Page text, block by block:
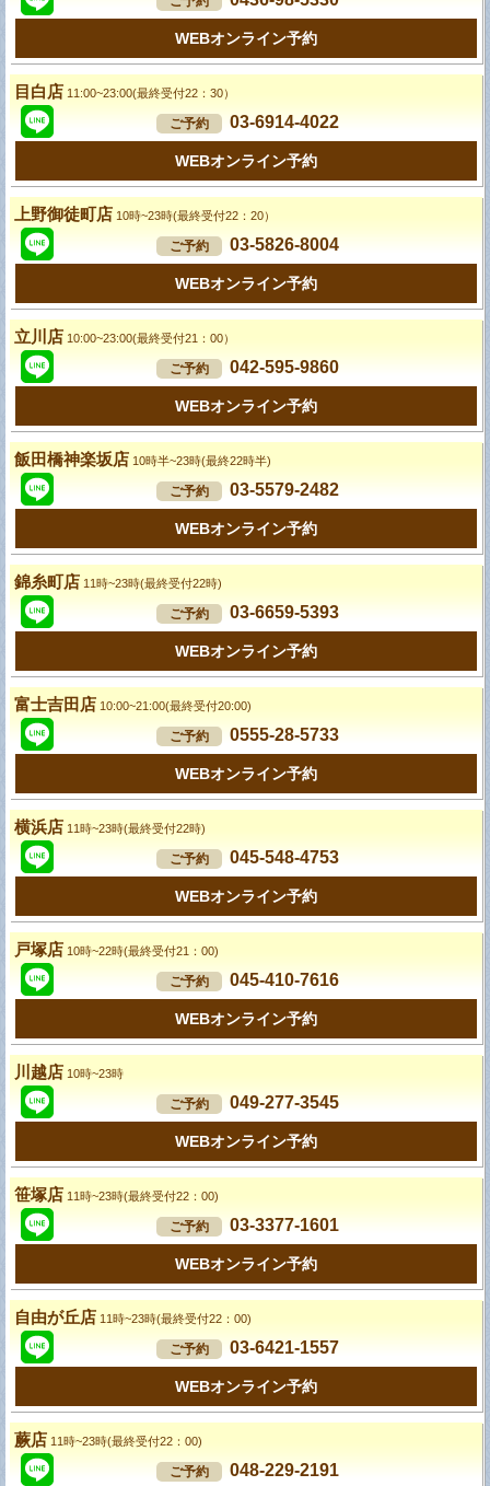
WEBオンライン予約
目白店 11:00~23:00(最終受付22：30）
ご予約 03-6914-4022
WEBオンライン予約
上野御徒町店 10時~23時(最終受付22：20）
ご予約 03-5826-8004
WEBオンライン予約
立川店 10:00~23:00(最終受付21：00）
ご予約 042-595-9860
WEBオンライン予約
飯田橋神楽坂店 10時半~23時(最終22時半)
ご予約 03-5579-2482
WEBオンライン予約
錦糸町店 11時~23時(最終受付22時)
ご予約 03-6659-5393
WEBオンライン予約
富士吉田店 10:00~21:00(最終受付20:00)
ご予約 0555-28-5733
WEBオンライン予約
横浜店 11時~23時(最終受付22時)
ご予約 045-548-4753
WEBオンライン予約
戸塚店 10時~22時(最終受付21：00)
ご予約 045-410-7616
WEBオンライン予約
川越店 10時~23時
ご予約 049-277-3545
WEBオンライン予約
笹塚店 11時~23時(最終受付22：00)
ご予約 03-3377-1601
WEBオンライン予約
自由が丘店 11時~23時(最終受付22：00)
ご予約 03-6421-1557
WEBオンライン予約
蕨店 11時~23時(最終受付22：00)
ご予約 048-229-2191